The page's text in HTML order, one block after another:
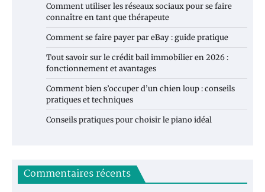
Comment utiliser les réseaux sociaux pour se faire
connaître en tant que thérapeute
Comment se faire payer par eBay : guide pratique
Tout savoir sur le crédit bail immobilier en 2026 :
fonctionnement et avantages
Comment bien s’occuper d’un chien loup : conseils
pratiques et techniques
Conseils pratiques pour choisir le piano idéal
Commentaires récents